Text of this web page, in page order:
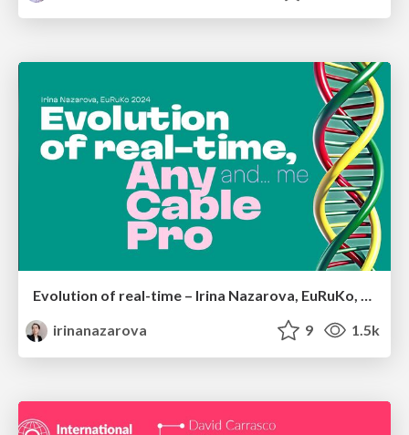
Evolution of real-time – Irina Nazarova, EuRuKo, 2024
irinanazarova
9 1.5k